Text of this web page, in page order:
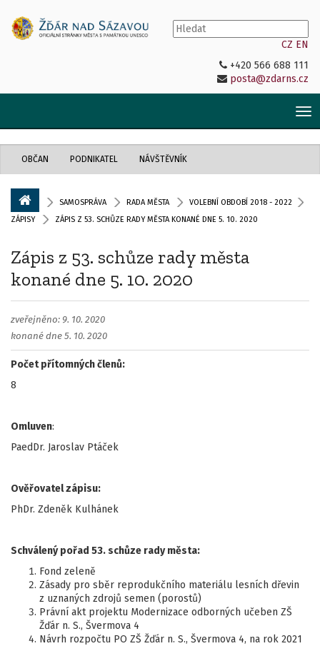
CZ EN
+420 566 688 111
posta@zdarns.cz
OBČAN PODNIKATEL NÁVŠTĚVNÍK
SAMOSPRÁVA RADA MĚSTA
VOLEBNÍ OBDOBÍ 2018 - 2022
ZÁPISY
ZÁPIS Z 53. SCHŮZE RADY MĚSTA KONANÉ DNE 5. 10. 2020
Zápis z 53. schůze rady města
konané dne 5. 10. 2020
zveřejněno: 9. 10. 2020
konané dne 5. 10. 2020
Počet přítomných členů:
8
Omluven:
PaedDr. Jaroslav Ptáček
Ověřovatel zápisu:
PhDr. Zdeněk Kulhánek
Schválený pořad 53. schůze rady města:
Fond zeleně
Zásady pro sběr reprodukčního materiálu lesních dřevin
z uznaných zdrojů semen (porostů)
Právní akt projektu Modernizace odborných učeben ZŠ
Žďár n. S., Švermova 4
Návrh rozpočtu PO ZŠ Žďár n. S., Švermova 4, na rok 2021